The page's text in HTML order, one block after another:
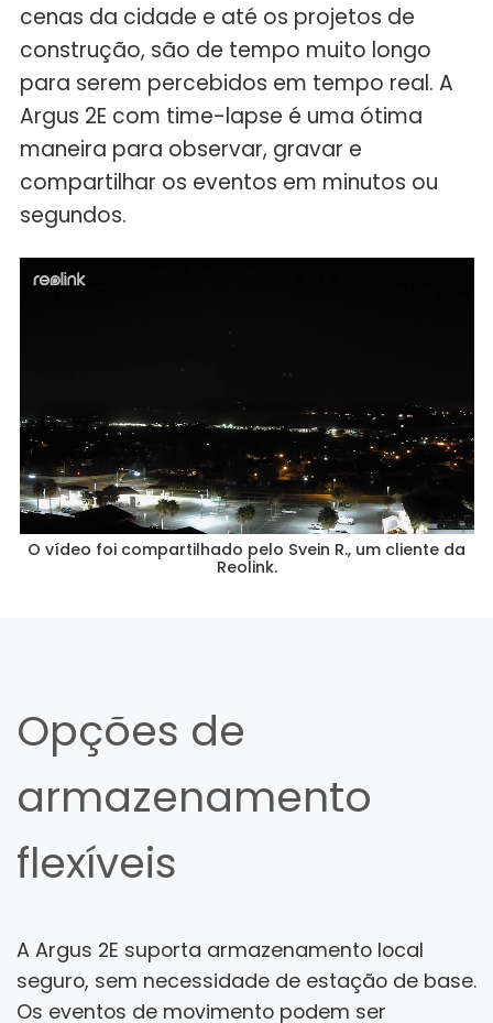
cenas da cidade e até os projetos de
construção, são de tempo muito longo
para serem percebidos em tempo real. A
Argus 2E com time-lapse é uma ótima
maneira para observar, gravar e
compartilhar os eventos em minutos ou
segundos.
O vídeo foi compartilhado pelo Svein R., um cliente da
Reolink.
Opções de
armazenamento
flexíveis
A Argus 2E suporta armazenamento local
seguro, sem necessidade de estação de base.
Os eventos de movimento podem ser